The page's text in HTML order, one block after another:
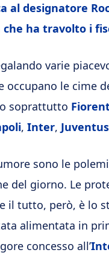
al designatore
ha travolto i
varie
occupano le cime
soprattutto
, Inter, Juventus
sono le
del giorno. Le
il tutto, però, è lo
alimentata in
concesso all’